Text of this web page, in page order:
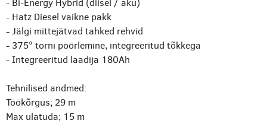
- Bi-Energy Hybrid (diisel / aku)
- Hatz Diesel vaikne pakk
- Jälgi mittejätvad tahked rehvid
- 375° torni pöörlemine, integreeritud tõkkega
- Integreeritud laadija 180Ah
Tehnilised andmed:
Töökõrgus; 29 m
Max ulatuda; 15 m